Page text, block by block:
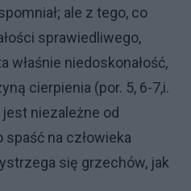
ale z tego, co
sprawiedliwego,
właśnie niedoskonałość,
cierpienia (por. 5, 6-7,i.
niezależne od
na człowieka
się grzechów, jak